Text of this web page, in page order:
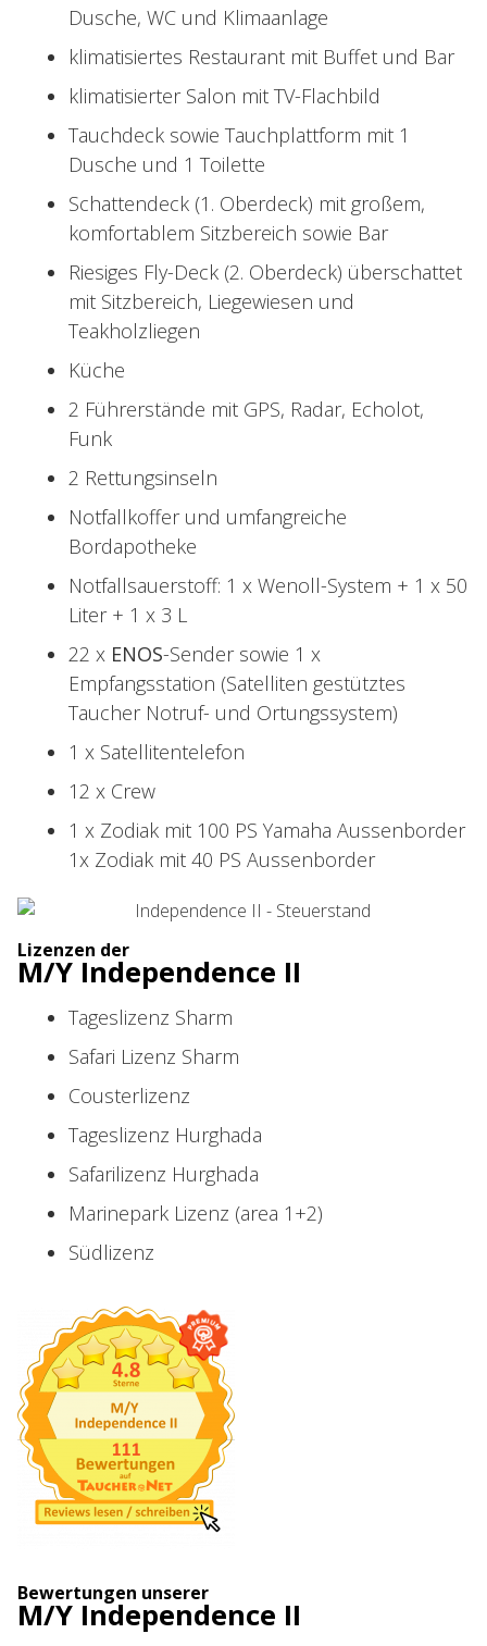
Dusche, WC und Klimaanlage
klimatisiertes Restaurant mit Buffet und Bar
klimatisierter Salon mit TV-Flachbild
Tauchdeck sowie Tauchplattform mit 1
Dusche und 1 Toilette
Schattendeck (1. Oberdeck) mit großem,
komfortablem Sitzbereich sowie Bar
Riesiges Fly-Deck (2. Oberdeck) überschattet
mit Sitzbereich, Liegewiesen und
Teakholzliegen
Küche
2 Führerstände mit GPS, Radar, Echolot,
Funk
2 Rettungsinseln
Notfallkoffer und umfangreiche
Bordapotheke
Notfallsauerstoff: 1 x Wenoll-System + 1 x 50
Liter + 1 x 3 L
22 x ENOS-Sender sowie 1 x
Empfangsstation (Satelliten gestütztes
Taucher Notruf- und Ortungssystem)
1 x Satellitentelefon
12 x Crew
1 x Zodiak mit 100 PS Yamaha Aussenborder
1x Zodiak mit 40 PS Aussenborder
Lizenzen der
M/Y Independence II
Tageslizenz Sharm
Safari Lizenz Sharm
Cousterlizenz
Tageslizenz Hurghada
Safarilizenz Hurghada
Marinepark Lizenz (area 1+2)
Südlizenz
Bewertungen unserer
M/Y Independence II